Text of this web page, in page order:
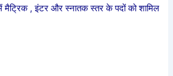
में मैट्रिक , इंटर और स्नातक स्तर के पदों को शामिल